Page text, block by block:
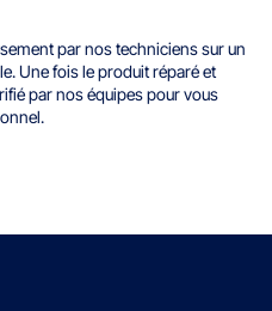
par nos techniciens sur un
Une fois le produit réparé et
par nos équipes pour vous